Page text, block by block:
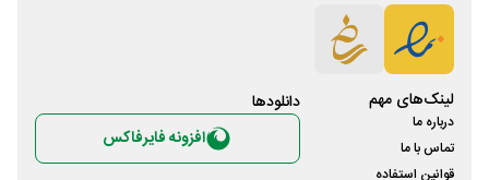
لینک‌های مهم
درباره ما
تماس با ما
قوانین استفاده
دانلود‌ها
افزونه فایرفاکس